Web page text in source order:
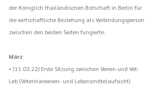
der Königlich thailändischen Botschaft in Berlin für
die wirtschaftliche Beziehung als Verbindungsperson
zwischen den beiden Seiten fungierte.
März
• (11.03.22) Erste Sitzung zwischen Verein und Vet-
Leb (Veterinärwesen- und Lebensmittelaufsicht)